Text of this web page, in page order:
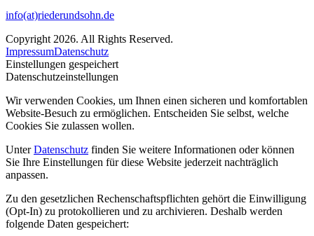
info(at)riederundsohn.de
Copyright 2026. All Rights Reserved.
ImpressumDatenschutz
Einstellungen gespeichert
Datenschutzeinstellungen
Wir verwenden Cookies, um Ihnen einen sicheren und komfortablen
Website-Besuch zu ermöglichen. Entscheiden Sie selbst, welche
Cookies Sie zulassen wollen.
UnterDatenschutz finden Sie weitere Informationen oder können
Sie Ihre Einstellungen für diese Website jederzeit nachträglich
anpassen.
Zu den gesetzlichen Rechenschaftspflichten gehört die Einwilligung
(Opt-In) zu protokollieren und zu archivieren. Deshalb werden
folgende Daten gespeichert: